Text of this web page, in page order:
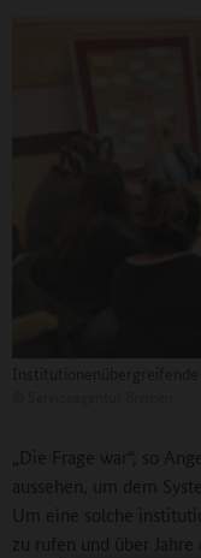
„Die Frage war“, so
aussehen, um dem
Um eine solche
zu rufen und über Jahre